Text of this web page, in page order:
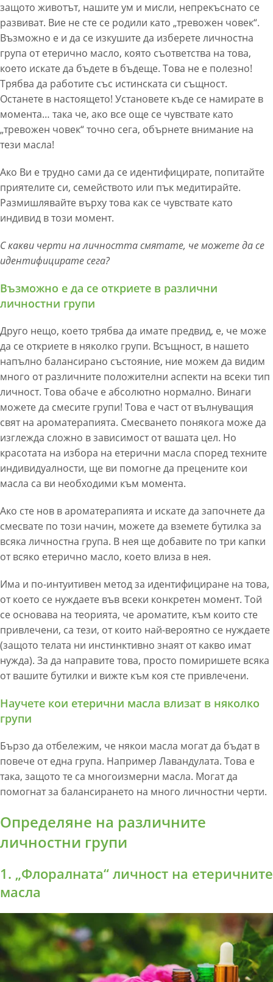
защото животът, нашите ум и мисли, непрекъснато се
развиват. Вие не сте се родили като „тревожен човек“.
Възможно е и да се изкушите да изберете личностна
група от етерично масло, която съответства на това,
което искате да бъдете в бъдеще. Това не е полезно!
Трябва да работите със истинската си същност.
Останете в настоящето! Установете къде се намирате в
момента… така че, ако все още се чувствате като
„тревожен човек“ точно сега, обърнете внимание на
тези масла!
Ако Ви е трудно сами да се идентифицирате, попитайте
приятелите си, семейството или пък медитирайте.
Размишлявайте върху това как се чувствате като
индивид в този момент.
С какви черти на личността смятате, че можете да се
идентифицирате сега?
Възможно е да се откриете в различни
личностни групи
Друго нещо, което трябва да имате предвид, е, че може
да се откриете в няколко групи. Всъщност, в нашето
напълно балансирано състояние, ние можем да видим
много от различните положителни аспекти на всеки тип
личност. Това обаче е абсолютно нормално. Винаги
можете да смесите групи! Това е част от вълнуващия
свят на ароматерапията. Смесването понякога може да
изглежда сложно в зависимост от вашата цел. Но
красотата на избора на етерични масла според техните
индивидуалности, ще ви помогне да прецените кои
масла са ви необходими към момента.
Ако сте нов в ароматерапията и искате да започнете да
смесвате по този начин, можете да вземете бутилка за
всяка личностна група. В нея ще добавите по три капки
от всяко етерично масло, което влиза в нея.
Има и по-интуитивен метод за идентифициране на това,
от което се нуждаете във всеки конкретен момент. Той
се основава на теорията, че ароматите, към които сте
привлечени, са тези, от които най-вероятно се нуждаете
(защото телата ни инстинктивно знаят от какво имат
нужда). За да направите това, просто помиришете всяка
от вашите бутилки и вижте към коя сте привлечени.
Научете кои етерични масла влизат в няколко
групи
Бързо да отбележим, че някои масла могат да бъдат в
повече от една група. Например Лавандулата. Това е
така, защото те са многоизмерни масла. Могат да
помогнат за балансирането на много личностни черти.
Определяне на различните
личностни групи
1. „Флоралната“ личност на етеричните
масла